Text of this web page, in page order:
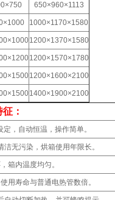
650×960×1113
1000×1170×1580
1200×1370×1580
1200×1570×1780
1200×1600×2100
1400×1900×2100
：
，自动恒温，操作简单。
无污染，烘箱使用年限长。
箱内温度均匀。
用寿命与普通电热管数倍。